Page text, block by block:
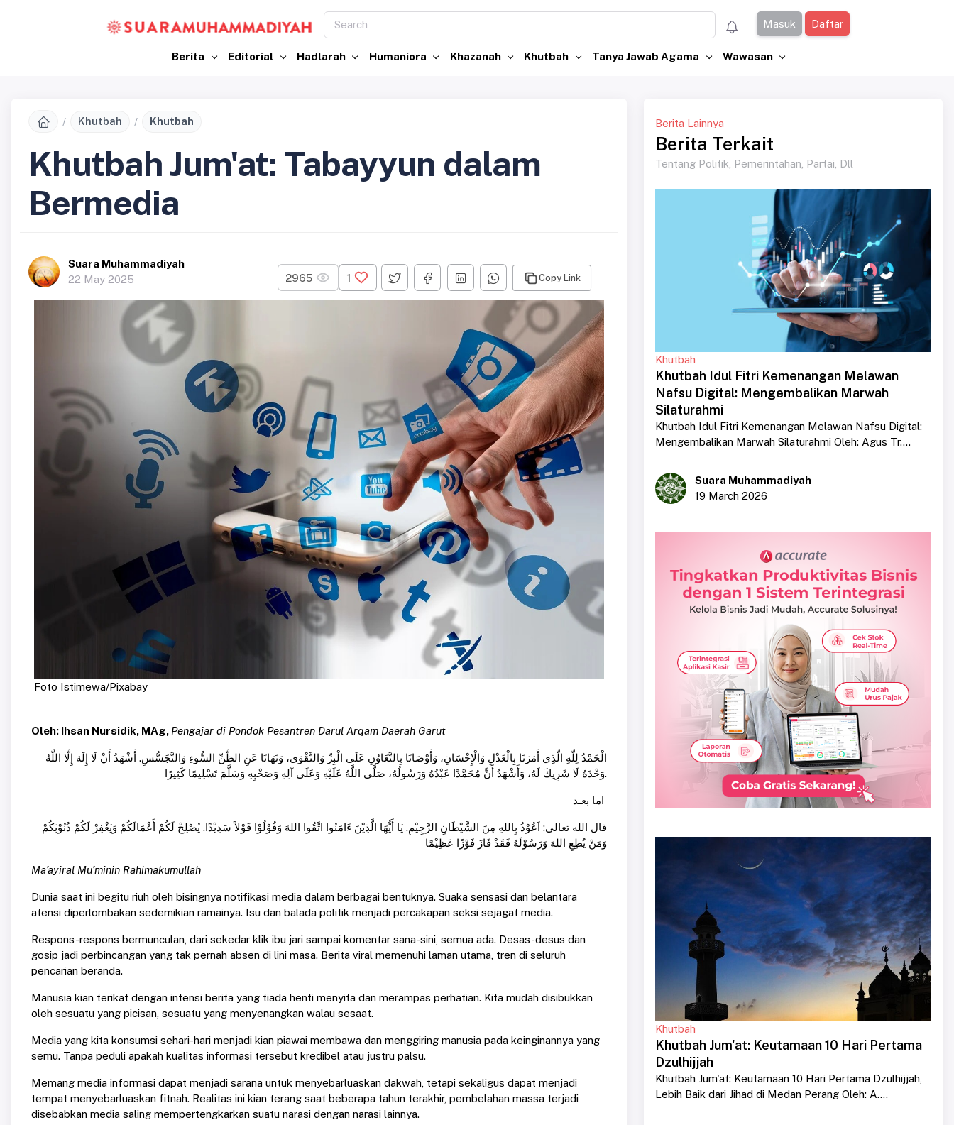
Masuk Daftar
Berita Editorial Hadlarah Humaniora Khazanah Khutbah Tanya Jawab Agama Wawasan
Khutbah Khutbah
Khutbah Jum'at: Tabayyun dalam
Bermedia
Suara Muhammadiyah
22 May 2025
2965 1 Copy Link
Foto Istimewa/Pixabay
Oleh: Ihsan Nursidik, MAg, Pengajar di Pondok Pesantren Darul Arqam Daerah Garut
الْحَمْدُ لِلَّهِ الَّذِي أَمَرَنَا بِالْعَدْلِ وَالْإِحْسَانِ، وَأَوْصَانَا بِالتَّعَاوُنِ عَلَى الْبِرِّ وَالتَّقْوَى، وَنَهَانَا عَنِ الظَّنِّ السُّوءِ وَالتَّجَسُّسِ. أَشْهَدُ أَنْ لَا إِلَهَ إِلَّا اللَّهُ
وَحْدَهُ لَا شَرِيكَ لَهُ، وَأَشْهَدُ أَنَّ مُحَمَّدًا عَبْدُهُ وَرَسُولُهُ، صَلَّى اللَّهُ عَلَيْهِ وَعَلَى آلِهِ وَصَحْبِهِ وَسَلَّمَ تَسْلِيمًا كَثِيرًا.
قال الله تعالى: اَعُوْذُ بِاللهِ مِنَ الشَّيْطَانِ الرَّجِيْمِ. يَا أَيُّهَا الَّذِيْنَ ءَامَنُوا اتَّقُوا اللهَ وَقُوْلُوْا قَوْلاً سَدِيْدًا. يُصْلِحْ لَكُمْ أَعْمَالَكُمْ وَيَغْفِرْ لَكُمْ ذُنُوْبَكُمْ
وَمَنْ يُطِعِ اللهَ وَرَسُوْلَهُ فَقَدْ فَازَ فَوْزًا عَظِيْمًا
Ma’ayiral Mu’minin Rahimakumullah
Dunia saat ini begitu riuh oleh bisingnya notifikasi media dalam berbagai bentuknya. Suaka sensasi dan belantara
atensi diperlombakan sedemikian ramainya. Isu dan balada politik menjadi percakapan seksi sejagat media.
Respons-respons bermunculan, dari sekedar klik ibu jari sampai komentar sana-sini, semua ada. Desas-desus dan
gosip jadi perbincangan yang tak pernah absen di lini masa. Berita viral memenuhi laman utama, tren di seluruh
pencarian beranda.
Manusia kian terikat dengan intensi berita yang tiada henti menyita dan merampas perhatian. Kita mudah disibukkan
oleh sesuatu yang picisan, sesuatu yang menyenangkan walau sesaat.
Media yang kita konsumsi sehari-hari menjadi kian piawai membawa dan menggiring manusia pada keinginannya yang
semu. Tanpa peduli apakah kualitas informasi tersebut kredibel atau justru palsu.
Memang media informasi dapat menjadi sarana untuk menyebarluaskan dakwah, tetapi sekaligus dapat menjadi
tempat menyebarluaskan fitnah. Realitas ini kian terang saat beberapa tahun terakhir, pembelahan massa terjadi
disebabkan media saling mempertengkarkan suatu narasi dengan narasi lainnya.
Berita Lainnya
Berita Terkait
Tentang Politik, Pemerintahan, Partai, Dll
Khutbah
Khutbah Idul Fitri Kemenangan Melawan
Nafsu Digital: Mengembalikan Marwah
Silaturahmi
Khutbah Idul Fitri Kemenangan Melawan Nafsu Digital:
Mengembalikan Marwah Silaturahmi Oleh: Agus Tr....
Suara Muhammadiyah
19 March 2026
Khutbah
Khutbah Jum'at: Keutamaan 10 Hari Pertama
Dzulhijjah
Khutbah Jum'at: Keutamaan 10 Hari Pertama Dzulhijjah,
Lebih Baik dari Jihad di Medan Perang Oleh: A....